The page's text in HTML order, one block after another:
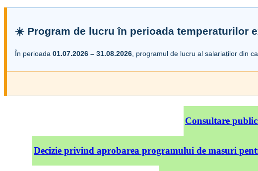
☀️ Program de lucru în perioada temperaturilor
În perioada 01.07.2026 – 31.08.2026 , programul de lucru al salariaților din
Consultare
Decizie privind aprobarea programului de masuri